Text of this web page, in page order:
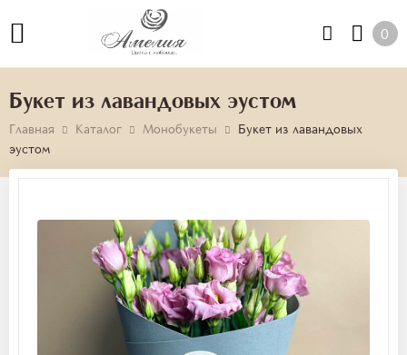
0
Букет из лавандовых эустом
Главная Каталог Монобукеты
Букет из лавандовых
эустом